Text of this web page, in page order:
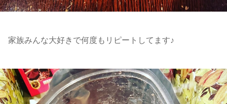
家族みんな大好きで何度もリピートしてます♪